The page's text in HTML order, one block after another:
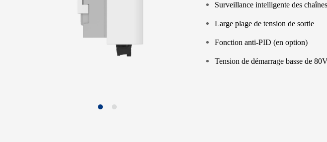
Surveillance intelligente des
Large plage de tension de sortie
Fonction anti-PID (en option)
Tension de démarrage basse de